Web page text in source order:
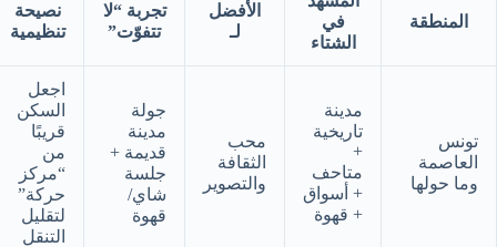
المنطقة
في
الشتاء
الأفضل
لـ
تجربة “لا
تتفوّت”
نصيحة
تنظيمية
تونس
العاصمة
وما حولها
مدينة
تاريخية
+
متاحف
+ أسواق
+ قهوة
محب
الثقافة
والتصوير
جولة
مدينة
قديمة +
جلسة
شاي/
قهوة
اجعل
السكن
قريبًا
من
“مركز
حركة”
لتقليل
التنقل